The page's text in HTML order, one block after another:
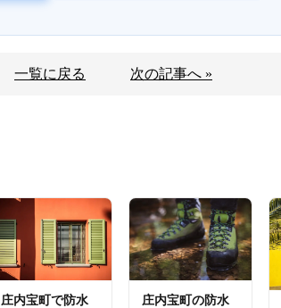
一覧に戻る 次の記事へ »
庄内宝町で防水
庄内宝町の防水